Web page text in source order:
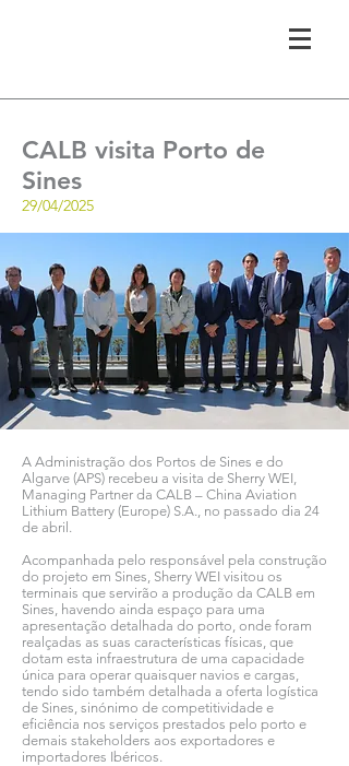
CALB visita Porto de
Sines
29/04/2025
A Administração dos Portos de Sines e do
Algarve (APS) recebeu a visita de Sherry WEI,
Managing Partner da CALB – China Aviation
Lithium Battery (Europe) S.A., no passado dia 24
de abril.
Acompanhada pelo responsável pela construção
do projeto em Sines, Sherry WEI visitou os
terminais que servirão a produção da CALB em
Sines, havendo ainda espaço para uma
apresentação detalhada do porto, onde foram
realçadas as suas características físicas, que
dotam esta infraestrutura de uma capacidade
única para operar quaisquer navios e cargas,
tendo sido também detalhada a oferta logística
de Sines, sinónimo de competitividade e
eficiência nos serviços prestados pelo porto e
demais stakeholders aos exportadores e
importadores Ibéricos.